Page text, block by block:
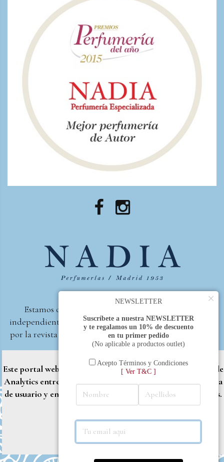
Estamos orgullosos de ser la primera perfumería
independiente de España, en recibir el premio otorgado
por la revista Beautyproof en 2015 a la mejor perfumería
de autor.
Perfumería Nadia2017 |Política de Privacidad
Este portal web utiliza cookies propias y de terceros (Google
Analytics entre otros) para brindarle una mejor experiencia
de usuario y entregar contenido adaptado a sus necesidades.
Más info
×
NEWSLETTER
Suscríbete a nuestra NEWSLETTER
y te regalamos un 10% de descuento
en tu primer pedido
(No aplicable a productos outlet)
Acepto Términos y Condiciones
[ Ver T&C ]